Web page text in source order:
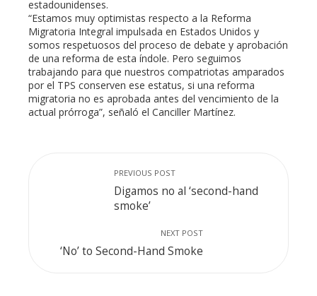
estadounidenses.
“Estamos muy optimistas respecto a la Reforma
Migratoria Integral impulsada en Estados Unidos y
somos respetuosos del proceso de debate y aprobación
de una reforma de esta índole. Pero seguimos
trabajando para que nuestros compatriotas amparados
por el TPS conserven ese estatus, si una reforma
migratoria no es aprobada antes del vencimiento de la
actual prórroga”, señaló el Canciller Martínez.
PREVIOUS POST
Digamos no al ‘second-hand
smoke’
NEXT POST
‘No’ to Second-Hand Smoke